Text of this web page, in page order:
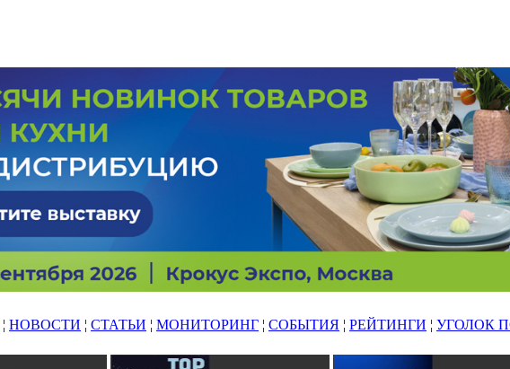
¦ НОВОСТИ ¦ СТАТЬИ ¦ МОНИТОРИНГ ¦ СОБЫТИЯ ¦ РЕЙТИНГИ ¦ УГОЛОК